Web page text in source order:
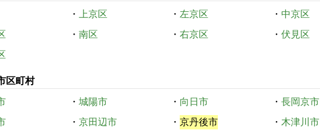
・ 上京区 ・ 左京区 ・ 中京区
・ 南区 ・ 右京区 ・ 伏見区
区町村
・ 城陽市 ・ 向日市 ・ 長岡京市
・ 京田辺市 ・ 京丹後市 ・ 木津川市